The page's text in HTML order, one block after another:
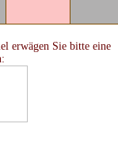
erwägen Sie bitte eine